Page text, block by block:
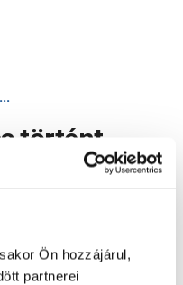
Ön hozzájárul,
partnerei
történt